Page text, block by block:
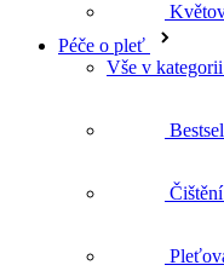
Péče o pleť
Vše v